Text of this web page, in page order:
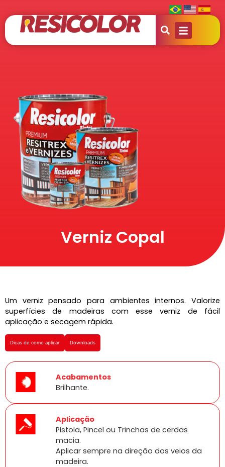
Verniz Copal
Um verniz pensado para ambientes internos. Valorize
superfícies de madeiras com esse verniz de fácil
aplicação e secagem rápida.
Dicas de como aplicar Downloads
Acabamentos
Brilhante.
Aplicação
Pistola, Pincel ou Trinchas de cerdas
macia.
Aplicar sempre na direção dos veios da
madeira.